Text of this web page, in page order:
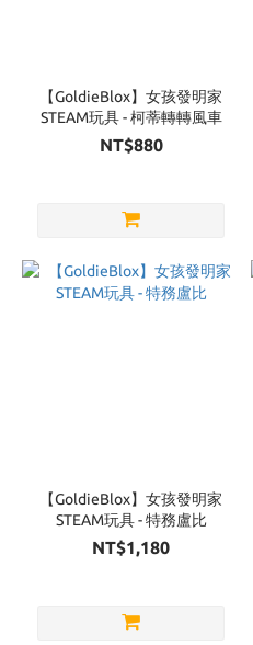
【GoldieBlox】女孩發明家
STEAM玩具 - 柯蒂轉轉風車
NT$880
【GoldieBlox】女孩發明家
STEAM玩具 - 特務盧比
NT$1,180